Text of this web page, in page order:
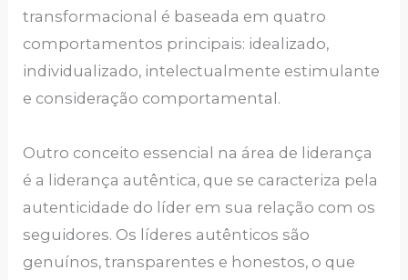
transformacional é baseada em quatro
comportamentos principais: idealizado,
individualizado, intelectualmente estimulante
e consideração comportamental.
Outro conceito essencial na área de liderança
é a liderança autêntica, que se caracteriza pela
autenticidade do líder em sua relação com os
seguidores. Os líderes autênticos são
genuínos, transparentes e honestos, o que